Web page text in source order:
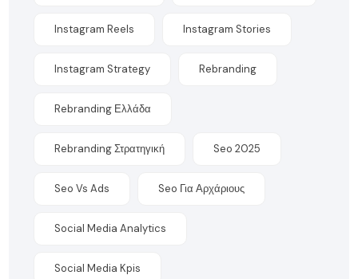
Instagram Reels Instagram Stories
Instagram Strategy Rebranding
Rebranding Ελλάδα
Rebranding Στρατηγική Seo 2025
Seo Vs Ads Seo Για Αρχάριους
Social Media Analytics
Social Media Kpis